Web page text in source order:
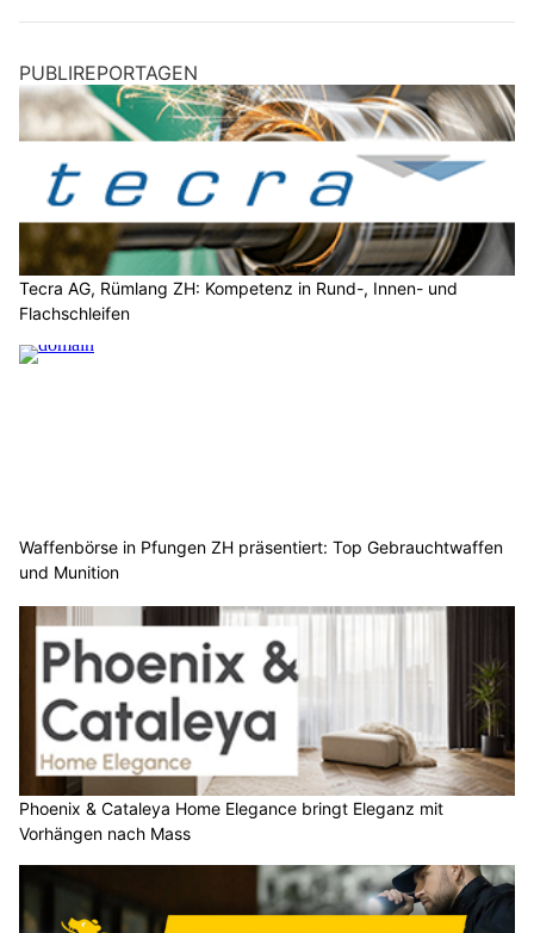
PUBLIREPORTAGEN
Tecra AG, Rümlang ZH: Kompetenz in Rund-, Innen- und
Flachschleifen
Waffenbörse in Pfungen ZH präsentiert: Top Gebrauchtwaffen
und Munition
Phoenix & Cataleya Home Elegance bringt Eleganz mit
Vorhängen nach Mass